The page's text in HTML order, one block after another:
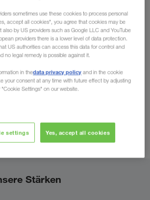
Stärken
sometimes use these cookies to process personal
accept all cookies", you agree that cookies may be
also by US providers such as Google LLC and YouTube
providers there is a lower level of data protection.
US authorities can access this data for control and
no legal remedy is possible against it.
in thedata privacy policy and in the cookie
your consent at any time with future effect by adjusting
Settings" on our website.
settings Yes, accept all cookies